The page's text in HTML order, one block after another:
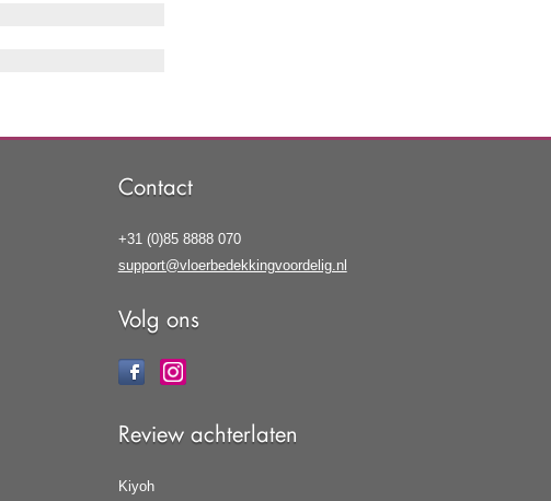
Contact
+31 (0)85 8888 070
support@vloerbedekkingvoordelig.nl
Volg ons
Review achterlaten
Kiyoh